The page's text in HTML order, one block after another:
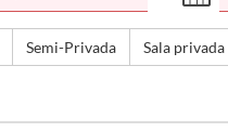
Semi-Privada Sala privada